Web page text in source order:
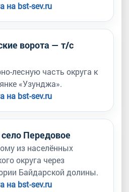
на bst-sev.ru
ворота — т/с
лесную часть округа к
«Узунджа».
на bst-sev.ru
Передовое
из населённых
округа через
Байдарской долины.
на bst-sev.ru